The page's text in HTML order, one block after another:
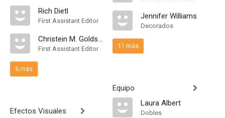
Rich Dietl
First Assistant Editor
Christein M. Goldstein
First Assistant Editor
6 más
Efectos Visuales
Jennifer Williams
Decorados
11 más
Equipo
Laura Albert
Dobles